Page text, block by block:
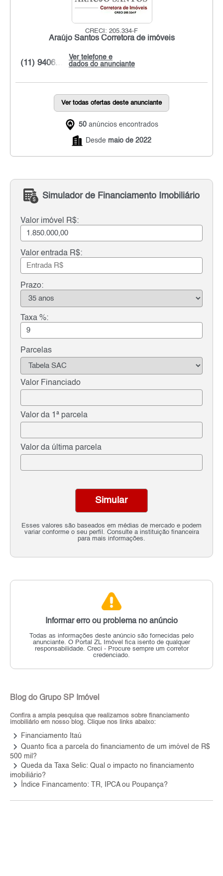
CRECI: 205.334-F
Araújo Santos Corretora de imóveis
Ver telefone e
dados do anunciante
(11) 9406...
Ver todas ofertas deste anunciante
50 anúncios encontrados
Desde maio de 2022
Simulador de Financiamento Imobiliário
Valor imóvel R$:
Valor entrada R$:
Prazo:
Taxa %:
Parcelas
Valor Financiado
Valor da 1ª parcela
Valor da última parcela
Esses valores são baseados em médias de mercado e podem
variar conforme o seu perfil. Consulte a instituição financeira
para mais informações.
Simular
Informar erro ou problema no anúncio
Todas as informações deste anúncio são fornecidas pelo
anunciante. O Portal ZL Imóvel fica isento de qualquer
responsabilidade. Creci - Procure sempre um corretor
credenciado.
Blog do Grupo SP Imóvel
Confira a ampla pesquisa que realizamos sobre financiamento
imobiliário em nosso blog. Clique nos links abaixo:
keyboard_arrow_right Financiamento Itaú
keyboard_arrow_right Quanto fica a parcela do financiamento de um imóvel de R$
500 mil?
keyboard_arrow_right Queda da Taxa Selic: Qual o impacto no financiamento
imobiliário?
keyboard_arrow_right Índice Financamento: TR, IPCA ou Poupança?